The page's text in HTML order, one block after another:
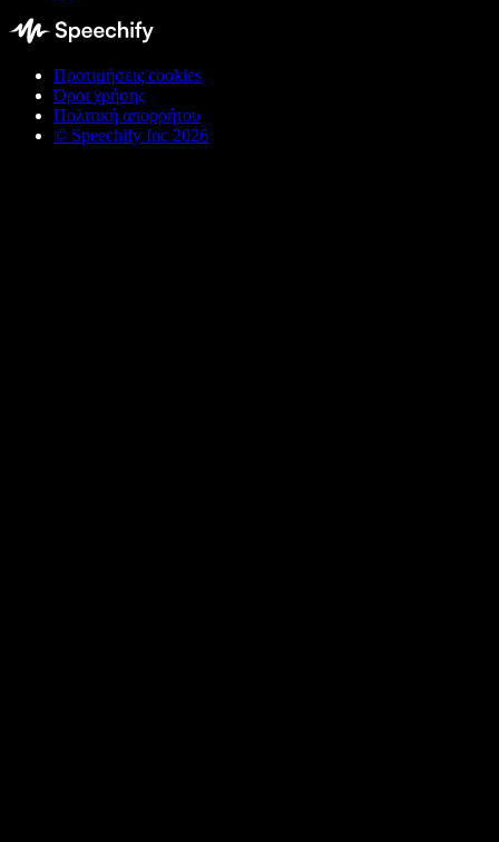
Προτιμήσεις cookies
Όροι χρήσης
Πολιτική απορρήτου
© Speechify Inc 2026